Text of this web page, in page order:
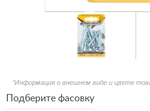
*Информация о внешнем виде и цвете
Подберите фасовку